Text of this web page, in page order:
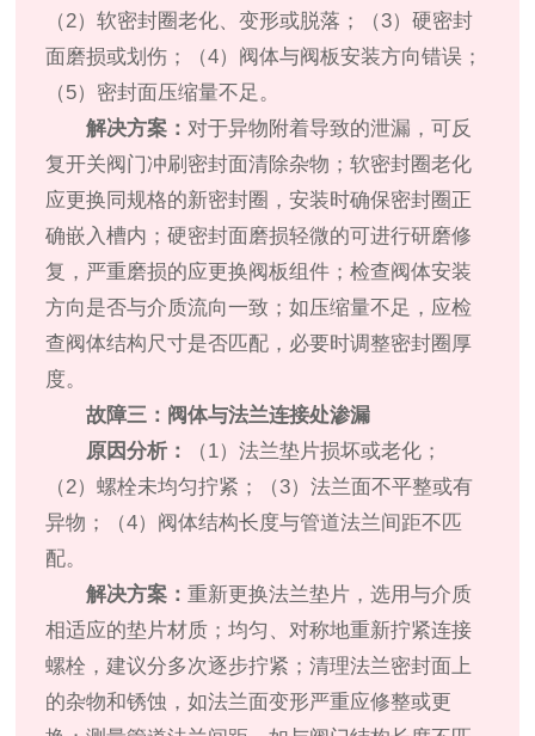
（2）软密封圈老化、变形或脱落；（3）硬密封
面磨损或划伤；（4）阀体与阀板安装方向错误；
（5）密封面压缩量不足。
解决方案：对于异物附着导致的泄漏，可反
复开关阀门冲刷密封面清除杂物；软密封圈老化
应更换同规格的新密封圈，安装时确保密封圈正
确嵌入槽内；硬密封面磨损轻微的可进行研磨修
复，严重磨损的应更换阀板组件；检查阀体安装
方向是否与介质流向一致；如压缩量不足，应检
查阀体结构尺寸是否匹配，必要时调整密封圈厚
度。
故障三：阀体与法兰连接处渗漏
原因分析：
（1）法兰垫片损坏或老化；
（2）螺栓未均匀拧紧；（3）法兰面不平整或有
异物；（4）阀体结构长度与管道法兰间距不匹
配。
解决方案：重新更换法兰垫片，选用与介质
相适应的垫片材质；均匀、对称地重新拧紧连接
螺栓，建议分多次逐步拧紧；清理法兰密封面上
的杂物和锈蚀，如法兰面变形严重应修整或更